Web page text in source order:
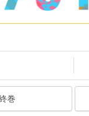
巻